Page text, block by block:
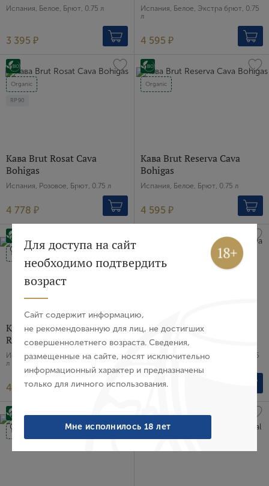
Испания, Белое, Брют, 0.75 л
3 395 ₽
Испания, Белое, Экстра брют, 0.75
л
4 595 ₽
Organic
RP 90
Кава Brut Rosat Cava
Bohigas
Испания, Розовое, Брют, 0.75 л
4 778 ₽
Organic
Кава Brut Reserva Cava
Bohigas
Испания, Белое, Брют, 0.75 л
4 595 ₽
Organic
Кава Extra Brut Gran
Reserva Cava Bohigas
Испания, Белое, Экстра брют, 0.75
л
4 993 ₽
Кава Brut Nature Reserva
Cava Noa de Bohigas
Испания, Белое, Экстра брют, 0.75
9 826 ₽
Organic Organic
Для доступа на сайт
необходимо подтвердить
возраст
Сайт содержит информацию,
не рекомендованную для лиц, не достигших
совершеннолетнего возраста. Сведения,
размещенные на сайте, носят исключительно
информационный характер и предназначены
только для личного использования.
Мне исполнилось 18 лет
Вход Регистрация
Пароль
Войти